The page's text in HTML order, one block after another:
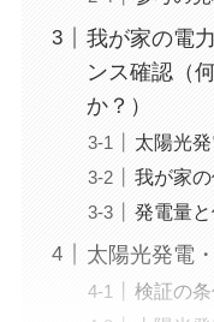
我が家の電
ンス確認（
か？）
太陽光
我が家
発電量
太陽光発電
検証の